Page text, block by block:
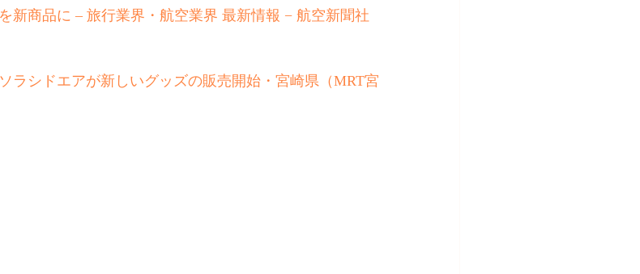
新商品に – 旅行業界・航空業界 最新情報 − 航空新聞社
ラシドエアが新しいグッズの販売開始・宮崎県（MRT宮